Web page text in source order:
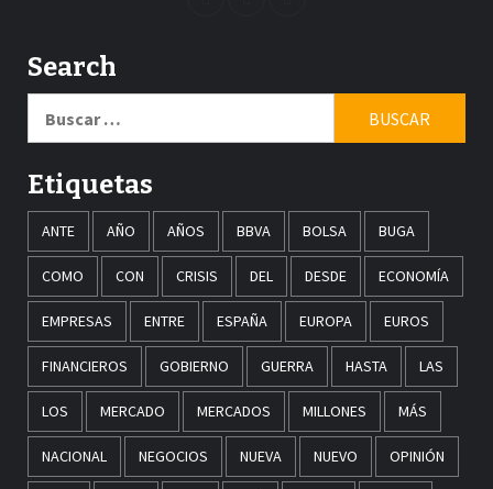
Search
Etiquetas
ANTE AÑO AÑOS BBVA BOLSA BUGA
COMO CON CRISIS DEL DESDE ECONOMÍA
EMPRESAS ENTRE ESPAÑA EUROPA EUROS
FINANCIEROS GOBIERNO GUERRA HASTA LAS
LOS MERCADO MERCADOS MILLONES MÁS
NACIONAL NEGOCIOS NUEVA NUEVO OPINIÓN